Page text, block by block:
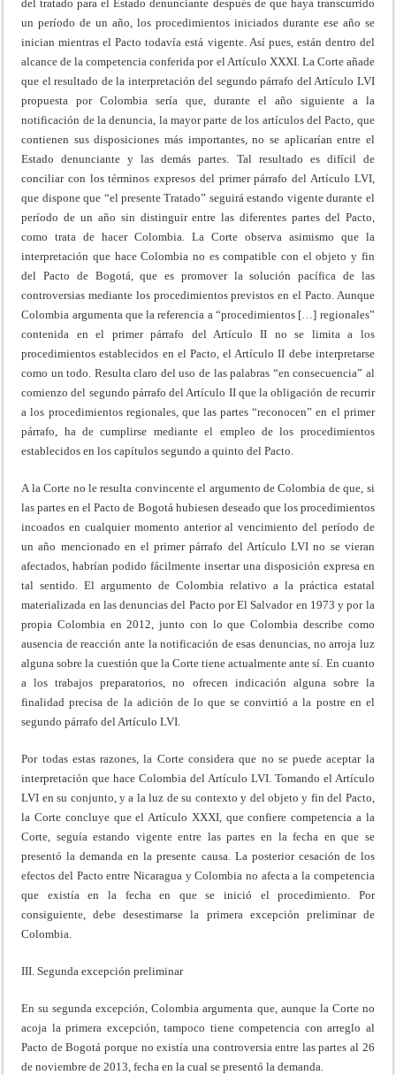
del tratado para el Estado denunciante después de que haya transcurrido
un período de un año, los procedimientos iniciados durante ese año se
inician mientras el Pacto todavía está vigente. Así pues, están dentro del
alcance de la competencia conferida por el Artículo XXXI. La Corte añade
que el resultado de la interpretación del segundo párrafo del Artículo LVI
propuesta por Colombia sería que, durante el año siguiente a la
notificación de la denuncia, la mayor parte de los artículos del Pacto, que
contienen sus disposiciones más importantes, no se aplicarían entre el
Estado denunciante y las demás partes. Tal resultado es difícil de
conciliar con los términos expresos del primer párrafo del Artículo LVI,
que dispone que “el presente Tratado” seguirá estando vigente durante el
período de un año sin distinguir entre las diferentes partes del Pacto,
como trata de hacer Colombia. La Corte observa asimismo que la
interpretación que hace Colombia no es compatible con el objeto y fin
del Pacto de Bogotá, que es promover la solución pacífica de las
controversias mediante los procedimientos previstos en el Pacto. Aunque
Colombia argumenta que la referencia a “procedimientos […] regionales”
contenida en el primer párrafo del Artículo II no se limita a los
procedimientos establecidos en el Pacto, el Artículo II debe interpretarse
como un todo. Resulta claro del uso de las palabras “en consecuencia” al
comienzo del segundo párrafo del Artículo II que la obligación de recurrir
a los procedimientos regionales, que las partes “reconocen” en el primer
párrafo, ha de cumplirse mediante el empleo de los procedimientos
establecidos en los capítulos segundo a quinto del Pacto.
A la Corte no le resulta convincente el argumento de Colombia de que, si
las partes en el Pacto de Bogotá hubiesen deseado que los procedimientos
incoados en cualquier momento anterior al vencimiento del período de
un año mencionado en el primer párrafo del Artículo LVI no se vieran
afectados, habrían podido fácilmente insertar una disposición expresa en
tal sentido. El argumento de Colombia relativo a la práctica estatal
materializada en las denuncias del Pacto por El Salvador en 1973 y por la
propia Colombia en 2012, junto con lo que Colombia describe como
ausencia de reacción ante la notificación de esas denuncias, no arroja luz
alguna sobre la cuestión que la Corte tiene actualmente ante sí. En cuanto
a los trabajos preparatorios, no ofrecen indicación alguna sobre la
finalidad precisa de la adición de lo que se convirtió a la postre en el
segundo párrafo del Artículo LVI.
Por todas estas razones, la Corte considera que no se puede aceptar la
interpretación que hace Colombia del Artículo LVI. Tomando el Artículo
LVI en su conjunto, y a la luz de su contexto y del objeto y fin del Pacto,
la Corte concluye que el Artículo XXXI, que confiere competencia a la
Corte, seguía estando vigente entre las partes en la fecha en que se
presentó la demanda en la presente causa. La posterior cesación de los
efectos del Pacto entre Nicaragua y Colombia no afecta a la competencia
que existía en la fecha en que se inició el procedimiento. Por
consiguiente, debe desestimarse la primera excepción preliminar de
Colombia.
III. Segunda excepción preliminar
En su segunda excepción, Colombia argumenta que, aunque la Corte no
acoja la primera excepción, tampoco tiene competencia con arreglo al
Pacto de Bogotá porque no existía una controversia entre las partes al 26
de noviembre de 2013, fecha en la cual se presentó la demanda.